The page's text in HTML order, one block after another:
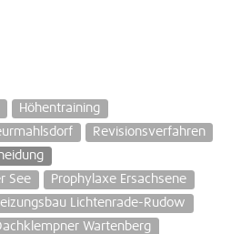
Höhentraining
Revisionsverfahren
See
Prophylaxe Ersachsene
Lichtenrade-Rudow
Wartenberg